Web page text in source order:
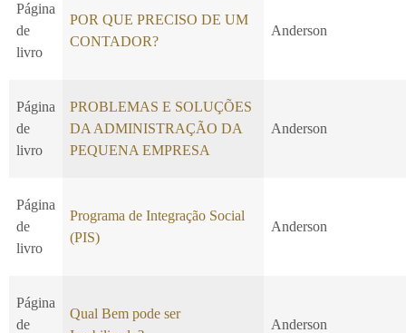
Página
de
livro
POR QUE PRECISO DE UM
CONTADOR?
Anderson
Página
de
livro
PROBLEMAS E SOLUÇÕES
DA ADMINISTRAÇÃO DA
PEQUENA EMPRESA
Anderson
Página
de
livro
Programa de Integração Social
(PIS)
Anderson
Página
de
Qual Bem pode ser
Anderson